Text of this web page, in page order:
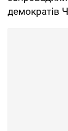
демократів